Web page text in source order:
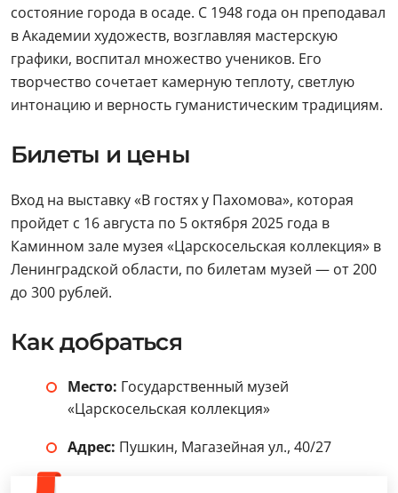
состояние города в осаде. С 1948 года он преподавал
в Академии художеств, возглавляя мастерскую
графики, воспитал множество учеников. Его
творчество сочетает камерную теплоту, светлую
интонацию и верность гуманистическим традициям.
Билеты и цены
Вход на выставку «В гостях у Пахомова», которая
пройдет с 16 августа по 5 октября 2025 года в
Каминном зале музея «Царскосельская коллекция» в
Ленинградской области, по билетам музей — от 200
до 300 рублей.
Как добраться
Место: Государственный музей
«Царскосельская коллекция»
Адрес: Пушкин, Магазейная ул., 40/27